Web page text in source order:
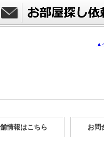
▲
情報はこちら お問